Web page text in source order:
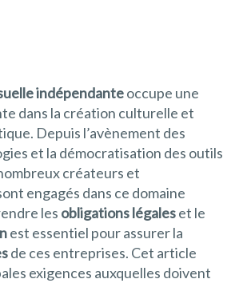
indépendanteoccupe une
dans la création culturelle et
Depuis l’avènement des
et la démocratisation des outils
créateurs et
engagés dans ce domaine
les obligations légaleset le
est essentiel pour assurer la
de ces entreprises. Cet article
exigences auxquelles doivent